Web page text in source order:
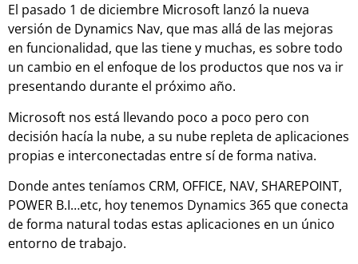
El pasado 1 de diciembre Microsoft lanzó la nueva
versión de Dynamics Nav, que mas allá de las mejoras
en funcionalidad, que las tiene y muchas, es sobre todo
un cambio en el enfoque de los productos que nos va ir
presentando durante el próximo año.
Microsoft nos está llevando poco a poco pero con
decisión hacía la nube, a su nube repleta de aplicaciones
propias e interconectadas entre sí de forma nativa.
Donde antes teníamos CRM, OFFICE, NAV, SHAREPOINT,
POWER B.I…etc, hoy tenemos Dynamics 365 que conecta
de forma natural todas estas aplicaciones en un único
entorno de trabajo.